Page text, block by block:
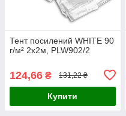
Тент посилений WHITE 90
г/м² 2х2м, PLW902/2
124,66 ₴ 131,22 ₴
Купити